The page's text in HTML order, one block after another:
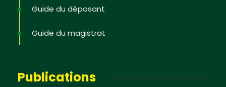
Guide du déposant
Guide du magistrat
Publications